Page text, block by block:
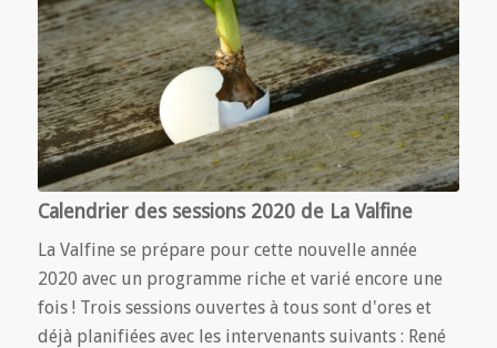
Calendrier des sessions 2020 de La Valfine
La Valfine se prépare pour cette nouvelle année
2020 avec un programme riche et varié encore une
fois ! Trois sessions ouvertes à tous sont d'ores et
déjà planifiées avec les intervenants suivants : René